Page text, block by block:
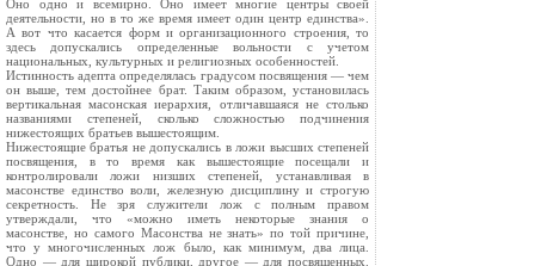
Оно одно и всемирно. Оно имеет многие центры своей
деятельности, но в то же время имеет один центр единства».
А вот что касается форм и организационного строения, то
здесь допускались определенные вольности с учетом
национальных, культурных и религиозных особенностей.
Истинность адепта определялась градусом посвящения — чем
он выше, тем достойнее брат. Таким образом, установилась
вертикальная масонская иерархия, отличавшаяся не столько
названиями степеней, сколько сложностью подчинения
нижестоящих братьев вышестоящим.
Нижестоящие братья не допускались в ложи высших степеней
посвящения, в то время как вышестоящие посещали и
контролировали ложи низших степеней, устанавливая в
масонстве единство воли, железную дисциплину и строгую
секретность. Не зря служители лож с полным правом
утверждали, что «можно иметь некоторые знания о
масонстве, но самого Масонства не знать» по той причине,
что у многочисленных лож было, как минимум, два лица.
Одно — для широкой публики, другое — для посвященных.